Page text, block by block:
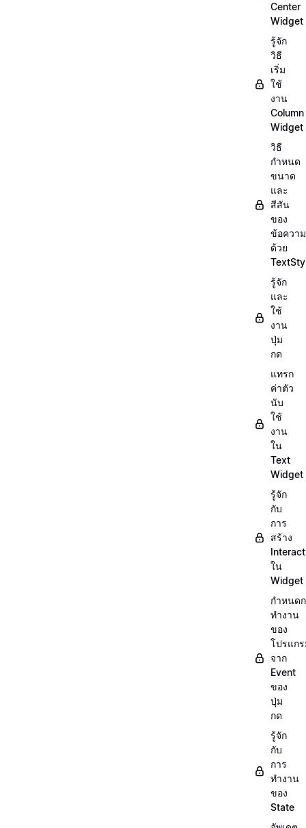
Center
Widget
รู้จัก
วิธี
เริ่ม
ใช้
งาน
Column
Widget
วิธี
กำหนด
ขนาด
และ
สีสัน
ของ
ข้อความ
ด้วย
รู้จัก
และ
ใช้
งาน
ปุ่ม
กด
แทรก
ค่าตัว
นับ
ใช้
งาน
ใน
Text
Widget
รู้จัก
กับ
การ
สร้าง
ใน
Widget
กำหนด
ทำงาน
ของ
โปรแก
จาก
Event
ของ
ปุ่ม
กด
รู้จัก
กับ
การ
ทำงาน
ของ
State